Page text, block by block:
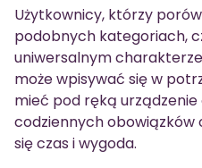
Użytkownicy, którzy
podobnych kategoriach,
uniwersalnym
może wpisywać się w
mieć pod ręką
codziennych obowiązków
się czas i wygoda.